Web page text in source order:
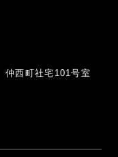
西町社宅101号室